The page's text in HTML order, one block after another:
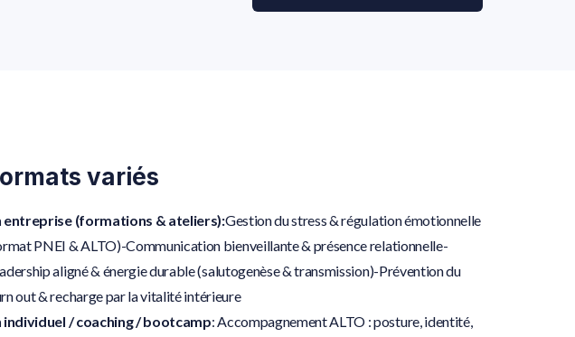
variés
entreprise (formations & ateliers):Gestion du stress & régulation émotionnelle
PNEI & ALTO)-Communication bienveillante & présence relationnelle-
aligné & énergie durable (salutogenèse & transmission)-Prévention du
out & recharge par la vitalité intérieure
individuel / coaching / bootcamp: Accompagnement ALTO : posture, identité,